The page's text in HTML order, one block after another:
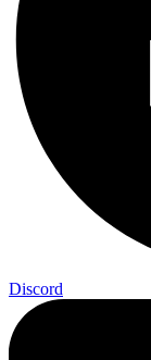
Discord